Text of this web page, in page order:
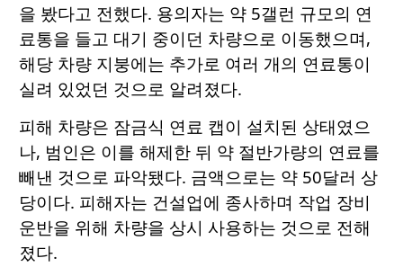
을 봤다고 전했다. 용의자는 약 5갤런 규모의 연
료통을 들고 대기 중이던 차량으로 이동했으며,
해당 차량 지붕에는 추가로 여러 개의 연료통이
실려 있었던 것으로 알려졌다.
피해 차량은 잠금식 연료 캡이 설치된 상태였으
나, 범인은 이를 해제한 뒤 약 절반가량의 연료를
빼낸 것으로 파악됐다. 금액으로는 약 50달러 상
당이다. 피해자는 건설업에 종사하며 작업 장비
운반을 위해 차량을 상시 사용하는 것으로 전해
졌다.